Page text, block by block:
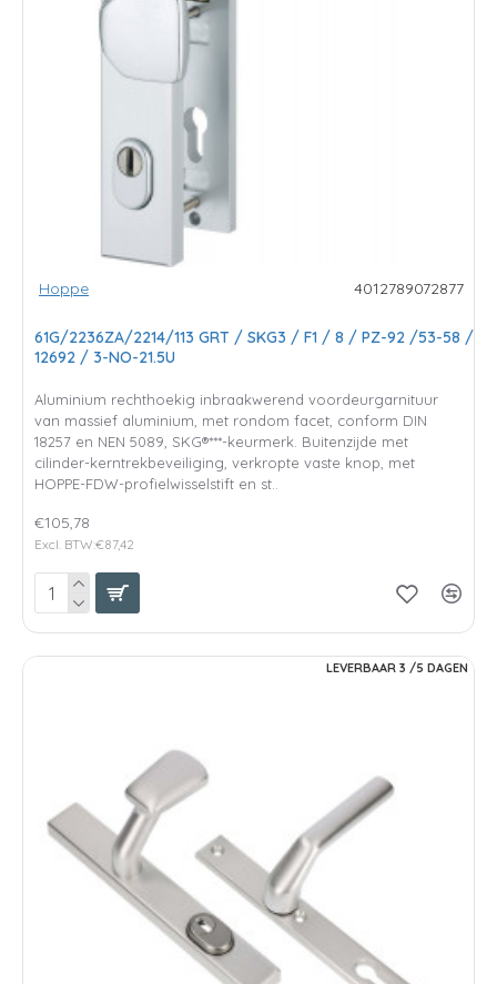
Hoppe 4012789072877
61G/2236ZA/2214/113 GRT / SKG3 / F1 / 8 / PZ-92 /53-58 /
12692 / 3-NO-21.5U
Aluminium rechthoekig inbraakwerend voordeurgarnituur
van massief aluminium, met rondom facet, conform DIN
18257 en NEN 5089, SKG®***-keurmerk. Buitenzijde met
cilinder-kerntrekbeveiliging, verkropte vaste knop, met
HOPPE-FDW-profielwisselstift en st..
€105,78
Excl. BTW:€87,42
LEVERBAAR 3 /5 DAGEN